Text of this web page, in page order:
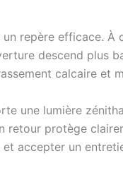
repère efficace.
descend plus
calcaire et
une lumière
retour protège
accepter un